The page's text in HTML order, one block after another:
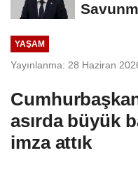
YAŞAM
Yayınlanma: 28 Haziran
asırda büyük
imza attık